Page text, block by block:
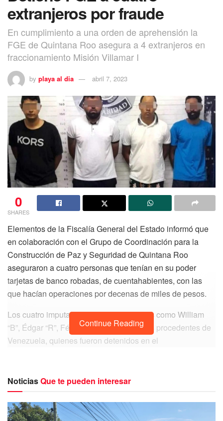
extranjeros por fraude
En cumplimiento a una orden de aprehensión la
FGE de Quintana Roo asegura a 4 extranjeros en
fraccionamiento Misión Villamar I
by playa al dia abril 7, 2023
0
SHARES
Elementos de la Fiscalía General del Estado informó que
en colaboración con el Grupo de Coordinación para la
Construcción de Paz y Seguridad de Quintana Roo
aseguraron a cuatro personas que tenían en su poder
tarjetas de banco robadas, de cuentahabientes, con las
que hacían operaciones por decenas de miles de pesos.
Los cuatro imputados fueron identificados como William
“B”, Édgar “R”, Félix “H” y Omar “D”, todos procedentes de
Venezuela, quienes fueron detenidos en el
Playa del Carmen.
Continue Reading
NoticiasQue te pueden interesar